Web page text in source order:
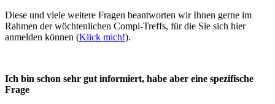
Diese und viele weitere Fragen beantworten wir Ihnen gerne im
Rahmen der wöchtenlichen Compi-Treffs, für die Sie sich hier
anmelden können (Klick mich!).
Ich bin schon sehr gut informiert, habe aber eine spezifische
Frage